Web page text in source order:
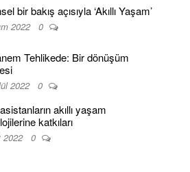
bir bakış açısıyla ‘Akıllı Yaşam’
2022 0
Tehlikede: Bir dönüşüm
2022 0
akıllı yaşam
katkıları
2022 0